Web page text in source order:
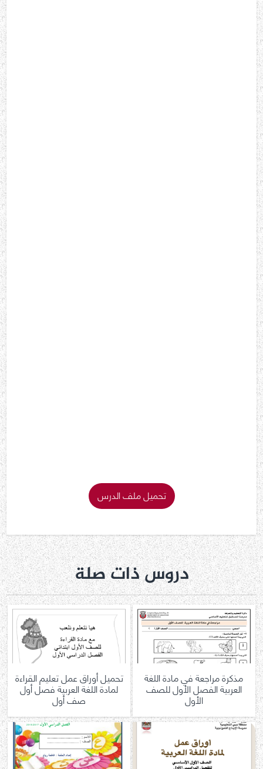
تحميل ملف الدرس
دروس ذات صلة
مذكرة مراجعة في مادة اللغة
العربية الفصل الأول للصف
الأول
تحميل أوراق عمل تعليم القراءة
لمادة اللغة العربية فصل أول
صف أول